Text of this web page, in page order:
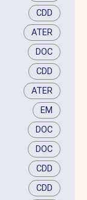
CDD
ATER
DOC
CDD
ATER
EM
DOC
DOC
CDD
CDD